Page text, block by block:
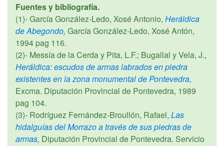
Fuentes y bibliografía.
(1)- García González-Ledo, Xosé Antonio, Heráldica
de Abegondo, García González-Ledo, Xosé Antón,
1994 pag 116.
(2)- Messía de la Cerda y Pita, L.F.; Bugallal y Vela, J.,
Heráldica: escudos de armas labrados en piedra
existentes en la zona monumental de Pontevedra,
Excma. Diputación Provincial de Pontevedra, 1989
pag 104.
(3)- Rodríguez Fernández-Broullón, Rafael, Las
hidalguías del Morrazo a través de sus piedras de
armas, Diputación Provincial de Pontevedra. Servicio